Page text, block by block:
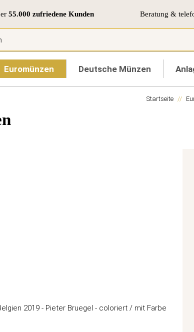
55.000 zufriedene Kunden Beratung &
Euromünzen Deutsche Münzen
Startseite